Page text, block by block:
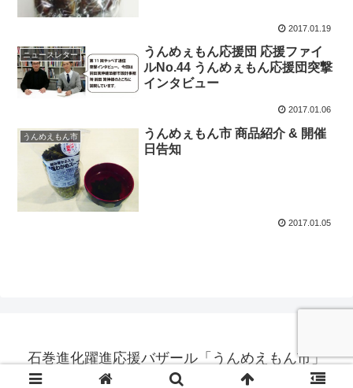
2017.01.19
ニュースレター
うんめぇもん応援団 応援ファイ
ルNo.44 うんめぇもん応援団突撃
インタビュー
2017.01.06
うんめえもん市
うんめぇもん市 商品紹介 & 開催
日告知
2017.01.05
石巻進化躍進応援バザール「うんめえもん市」
© 2011 石巻進化躍進応援バザール「うんめえもん市」.